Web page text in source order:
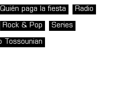
Quién paga la fiesta Radio
Rock & Pop Series
Tossounian